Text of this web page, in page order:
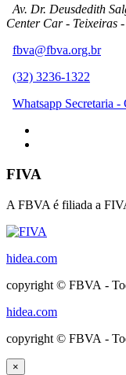
Av. Dr. Deusdedith
Center Car - Teixeiras
fbva@fbva.org.br
(32) 3236-1322
Whatsapp Secretaria
FIVA
A FBVA é filiada a
hidea.com
copyright © FBVA -
hidea.com
copyright © FBVA -
×